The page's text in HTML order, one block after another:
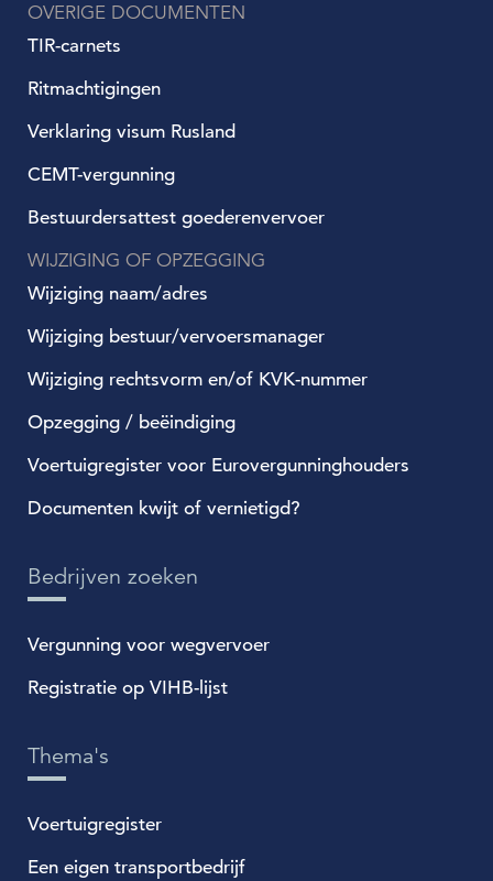
OVERIGE DOCUMENTEN
TIR-carnets
Ritmachtigingen
Verklaring visum Rusland
CEMT-vergunning
Bestuurdersattest goederenvervoer
WIJZIGING OF OPZEGGING
Wijziging naam/adres
Wijziging bestuur/vervoersmanager
Wijziging rechtsvorm en/of KVK-nummer
Opzegging / beëindiging
Voertuigregister voor Eurovergunninghouders
Documenten kwijt of vernietigd?
Bedrijven zoeken
Vergunning voor wegvervoer
Registratie op VIHB-lijst
Thema's
Voertuigregister
Een eigen transportbedrijf